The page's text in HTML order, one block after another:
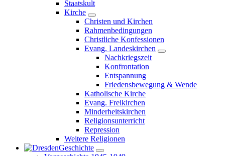
Staatskult
Kirche
Christen und Kirchen
Rahmenbedingungen
Christliche Konfessionen
Evang. Landeskirchen
Nachkriegszeit
Konfrontation
Entspannung
Friedensbewegung & Wende
Katholische Kirche
Evang. Freikirchen
Minderheitskirchen
Religionsunterricht
Repression
Weitere Religionen
Geschichte